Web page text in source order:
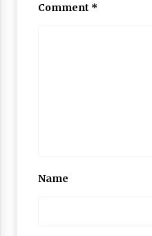
Comment *
Name